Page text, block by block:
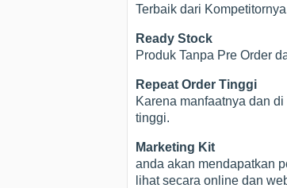
Terbaik dari
Ready Stock
Produk Tanpa Pre Order
Repeat Order Tinggi
Karena manfaatnya dan
tinggi.
Marketing Kit
anda akan mendapatkan
lihat secara online dan